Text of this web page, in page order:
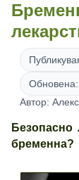
Обновена:
Автор:
Безопасно
бременна?